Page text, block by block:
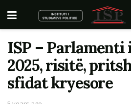
ISP – Parlamenti
2025, risitë,
sfidat kryesore